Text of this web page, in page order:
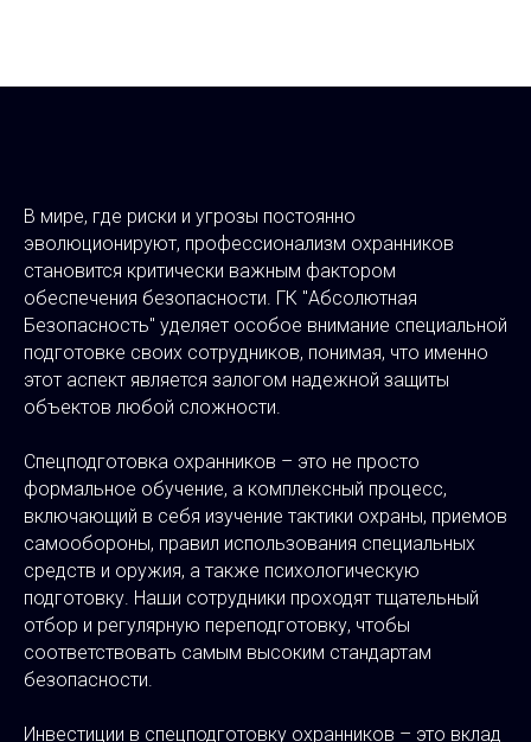
В мире, где риски и угрозы постоянно
эволюционируют, профессионализм охранников
становится критически важным фактором
обеспечения безопасности. ГК "Абсолютная
Безопасность" уделяет особое внимание специальной
подготовке своих сотрудников, понимая, что именно
этот аспект является залогом надежной защиты
объектов любой сложности.
Спецподготовка охранников – это не просто
формальное обучение, а комплексный процесс,
включающий в себя изучение тактики охраны, приемов
самообороны, правил использования специальных
средств и оружия, а также психологическую
подготовку. Наши сотрудники проходят тщательный
отбор и регулярную переподготовку, чтобы
соответствовать самым высоким стандартам
безопасности.
Инвестиции в спецподготовку охранников – это вклад